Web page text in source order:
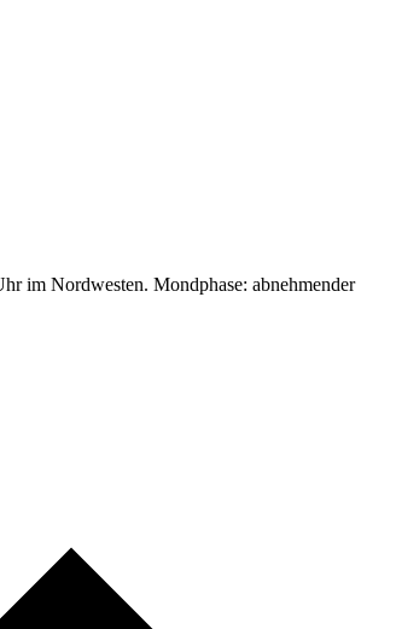
im Nordwesten. Mondphase: abnehmender